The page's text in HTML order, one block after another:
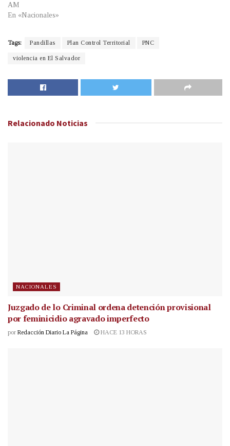
AM
En «Nacionales»
Tags: Pandillas Plan Control Territorial PNC
violencia en El Salvador
Relacionado Noticias
NACIONALES
Juzgado de lo Criminal ordena detención provisional
por feminicidio agravado imperfecto
por Redacción Diario La Página HACE 13 HORAS